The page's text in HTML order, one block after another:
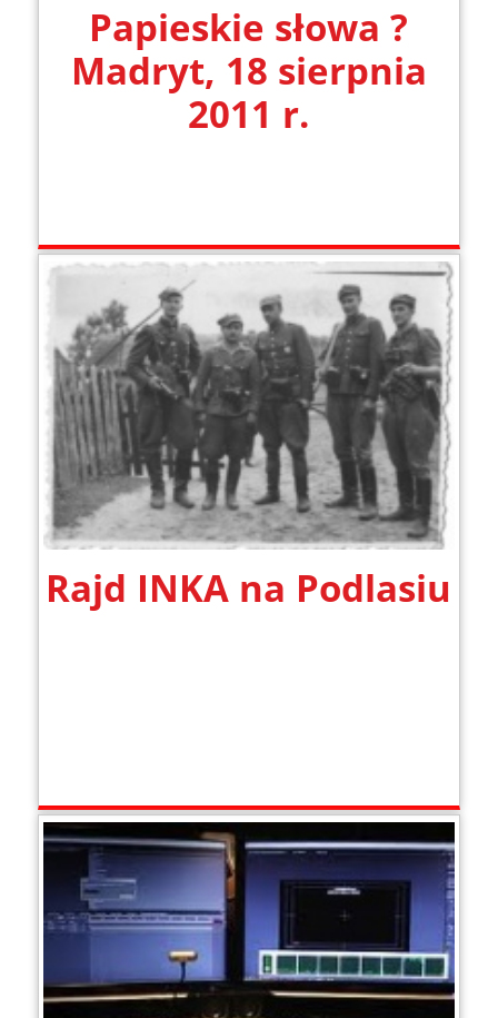
Papieskie słowa ?
Madryt, 18 sierpnia
2011 r.
Rajd INKA na Podlasiu